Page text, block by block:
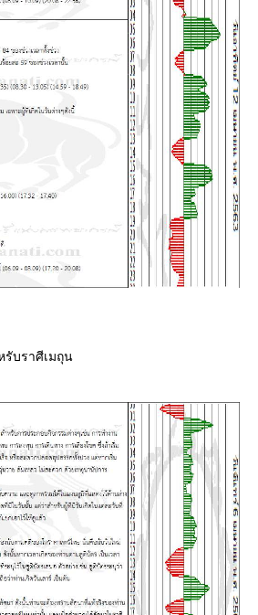
บราศีเมถุน